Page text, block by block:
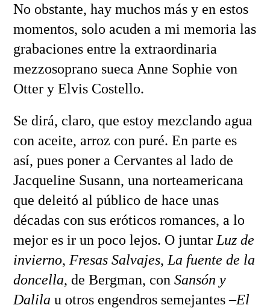
No obstante, hay muchos más y en estos
momentos, solo acuden a mi memoria las
grabaciones entre la extraordinaria
mezzosoprano sueca Anne Sophie von
Otter y Elvis Costello.
Se dirá, claro, que estoy mezclando agua
con aceite, arroz con puré. En parte es
así, pues poner a Cervantes al lado de
Jacqueline Susann, una norteamericana
que deleitó al público de hace unas
décadas con sus eróticos romances, a lo
mejor es ir un poco lejos. O juntar Luz de
invierno, Fresas Salvajes, La fuente de la
doncella, de Bergman, con Sansón y
Dalila u otros engendros semejantes –El